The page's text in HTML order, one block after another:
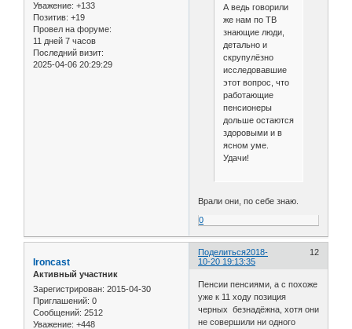
Уважение: +133
Позитив: +19
Провел на форуме:
11 дней 7 часов
Последний визит:
2025-04-06 20:29:29
А ведь говорили
же нам по ТВ
знающие люди,
детально и
скрупулёзно
исследовавшие
этот вопрос, что
работающие
пенсионеры
дольше остаются
здоровыми и в
ясном уме.
Удачи!
Врали они, по себе знаю.
0
Поделиться 12
2018-
10-20 19:13:35
Ironcast
Активный участник
Зарегистрирован: 2015-04-30
Приглашений: 0
Сообщений: 2512
Уважение: +448
Пенсии пенсиями, а с похоже
уже к 11 ходу позиция
черных безнадёжна, хотя они
не совершили ни одного